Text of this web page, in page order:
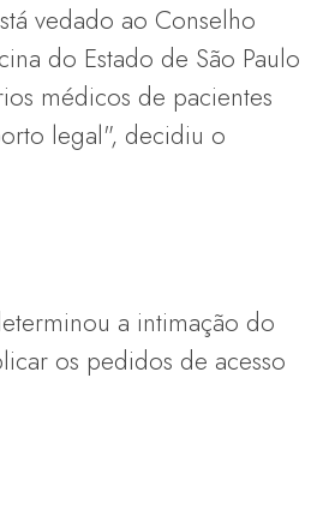
vedado ao Conselho
do Estado de São Paulo
médicos de pacientes
legal", decidiu o
a intimação do
os pedidos de acesso